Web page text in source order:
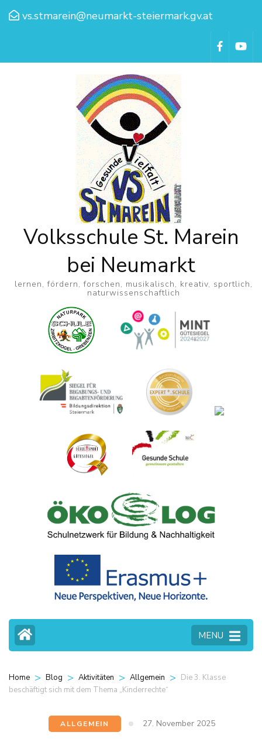
vs.stmarein@neumarkt-steiermark.gv.at
Volksschule St. Marein
bei Neumarkt
lernen, fördern, forschen, musikalisch, kreativ, sportlich,
naturwissenschaftlich
MENU
Home > Blog > Aktivitäten > Allgemein > Die 3. Klasse
beschäftigt sich mit dem Thema „Kinderrechte“
ALLGEMEIN 27. November 2025